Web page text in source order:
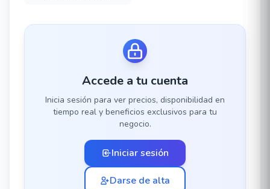
Accede a tu cuenta
Inicia sesión para ver precios, disponibilidad en
tiempo real y beneficios exclusivos para tu
negocio.
Iniciar sesión
Darse de alta